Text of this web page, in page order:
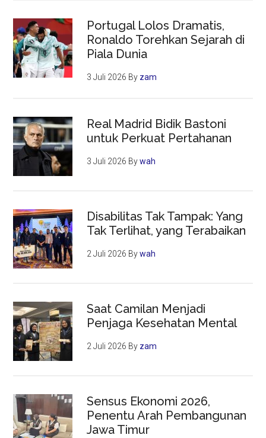
Portugal Lolos Dramatis,
Ronaldo Torehkan Sejarah di
Piala Dunia
3 Juli 2026 By zam
Real Madrid Bidik Bastoni
untuk Perkuat Pertahanan
3 Juli 2026 Bywah
Disabilitas Tak Tampak: Yang
Tak Terlihat, yang Terabaikan
2 Juli 2026 Bywah
Saat Camilan Menjadi
Penjaga Kesehatan Mental
2 Juli 2026 By zam
Sensus Ekonomi 2026,
Penentu Arah Pembangunan
Jawa Timur